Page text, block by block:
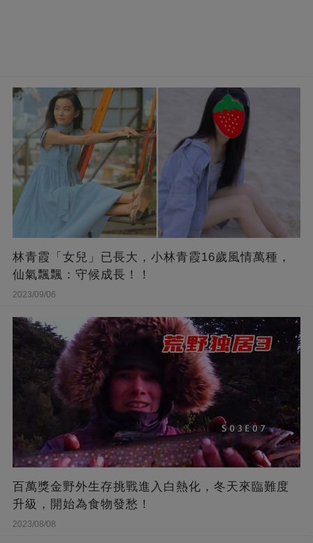
林青霞「女兒」已長大，小林青霞16歲風情萬種，
仙氣飄飄：守候成長！！
2023/09/06
百萬獎金野外生存挑戰進入白熱化，冬天來臨難度
升級，開始為食物發愁！
2023/08/08